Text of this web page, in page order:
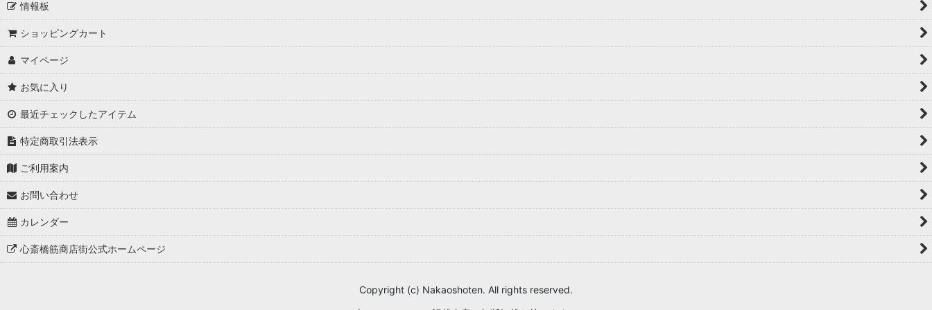
情報板
ショッピングカート
マイページ
お気に入り
最近チェックしたアイテム
特定商取引法表示
ご利用案内
お問い合わせ
カレンダー
心斎橋筋商店街公式ホームページ
Copyright (c) Nakaoshoten. All rights reserved.